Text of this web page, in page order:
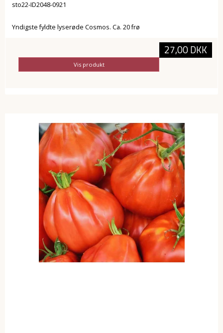
sto22-ID2048-0921
Yndigste fyldte lyserøde Cosmos. Ca. 20 frø
27,00 DKK
Vis produkt